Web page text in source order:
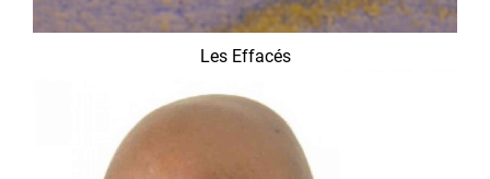
Les Effacés